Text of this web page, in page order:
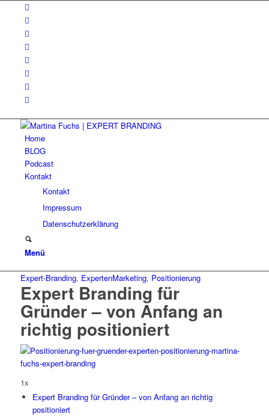
Home
BLOG
Podcast
Kontakt
Kontakt
Impressum
Datenschutzerklärung
Menü
Expert-Branding, ExpertenMarketing, Positionierung
Expert Branding für
Gründer – von Anfang an
richtig positioniert
1x
Expert Branding für Gründer – von Anfang an richtig
positioniert